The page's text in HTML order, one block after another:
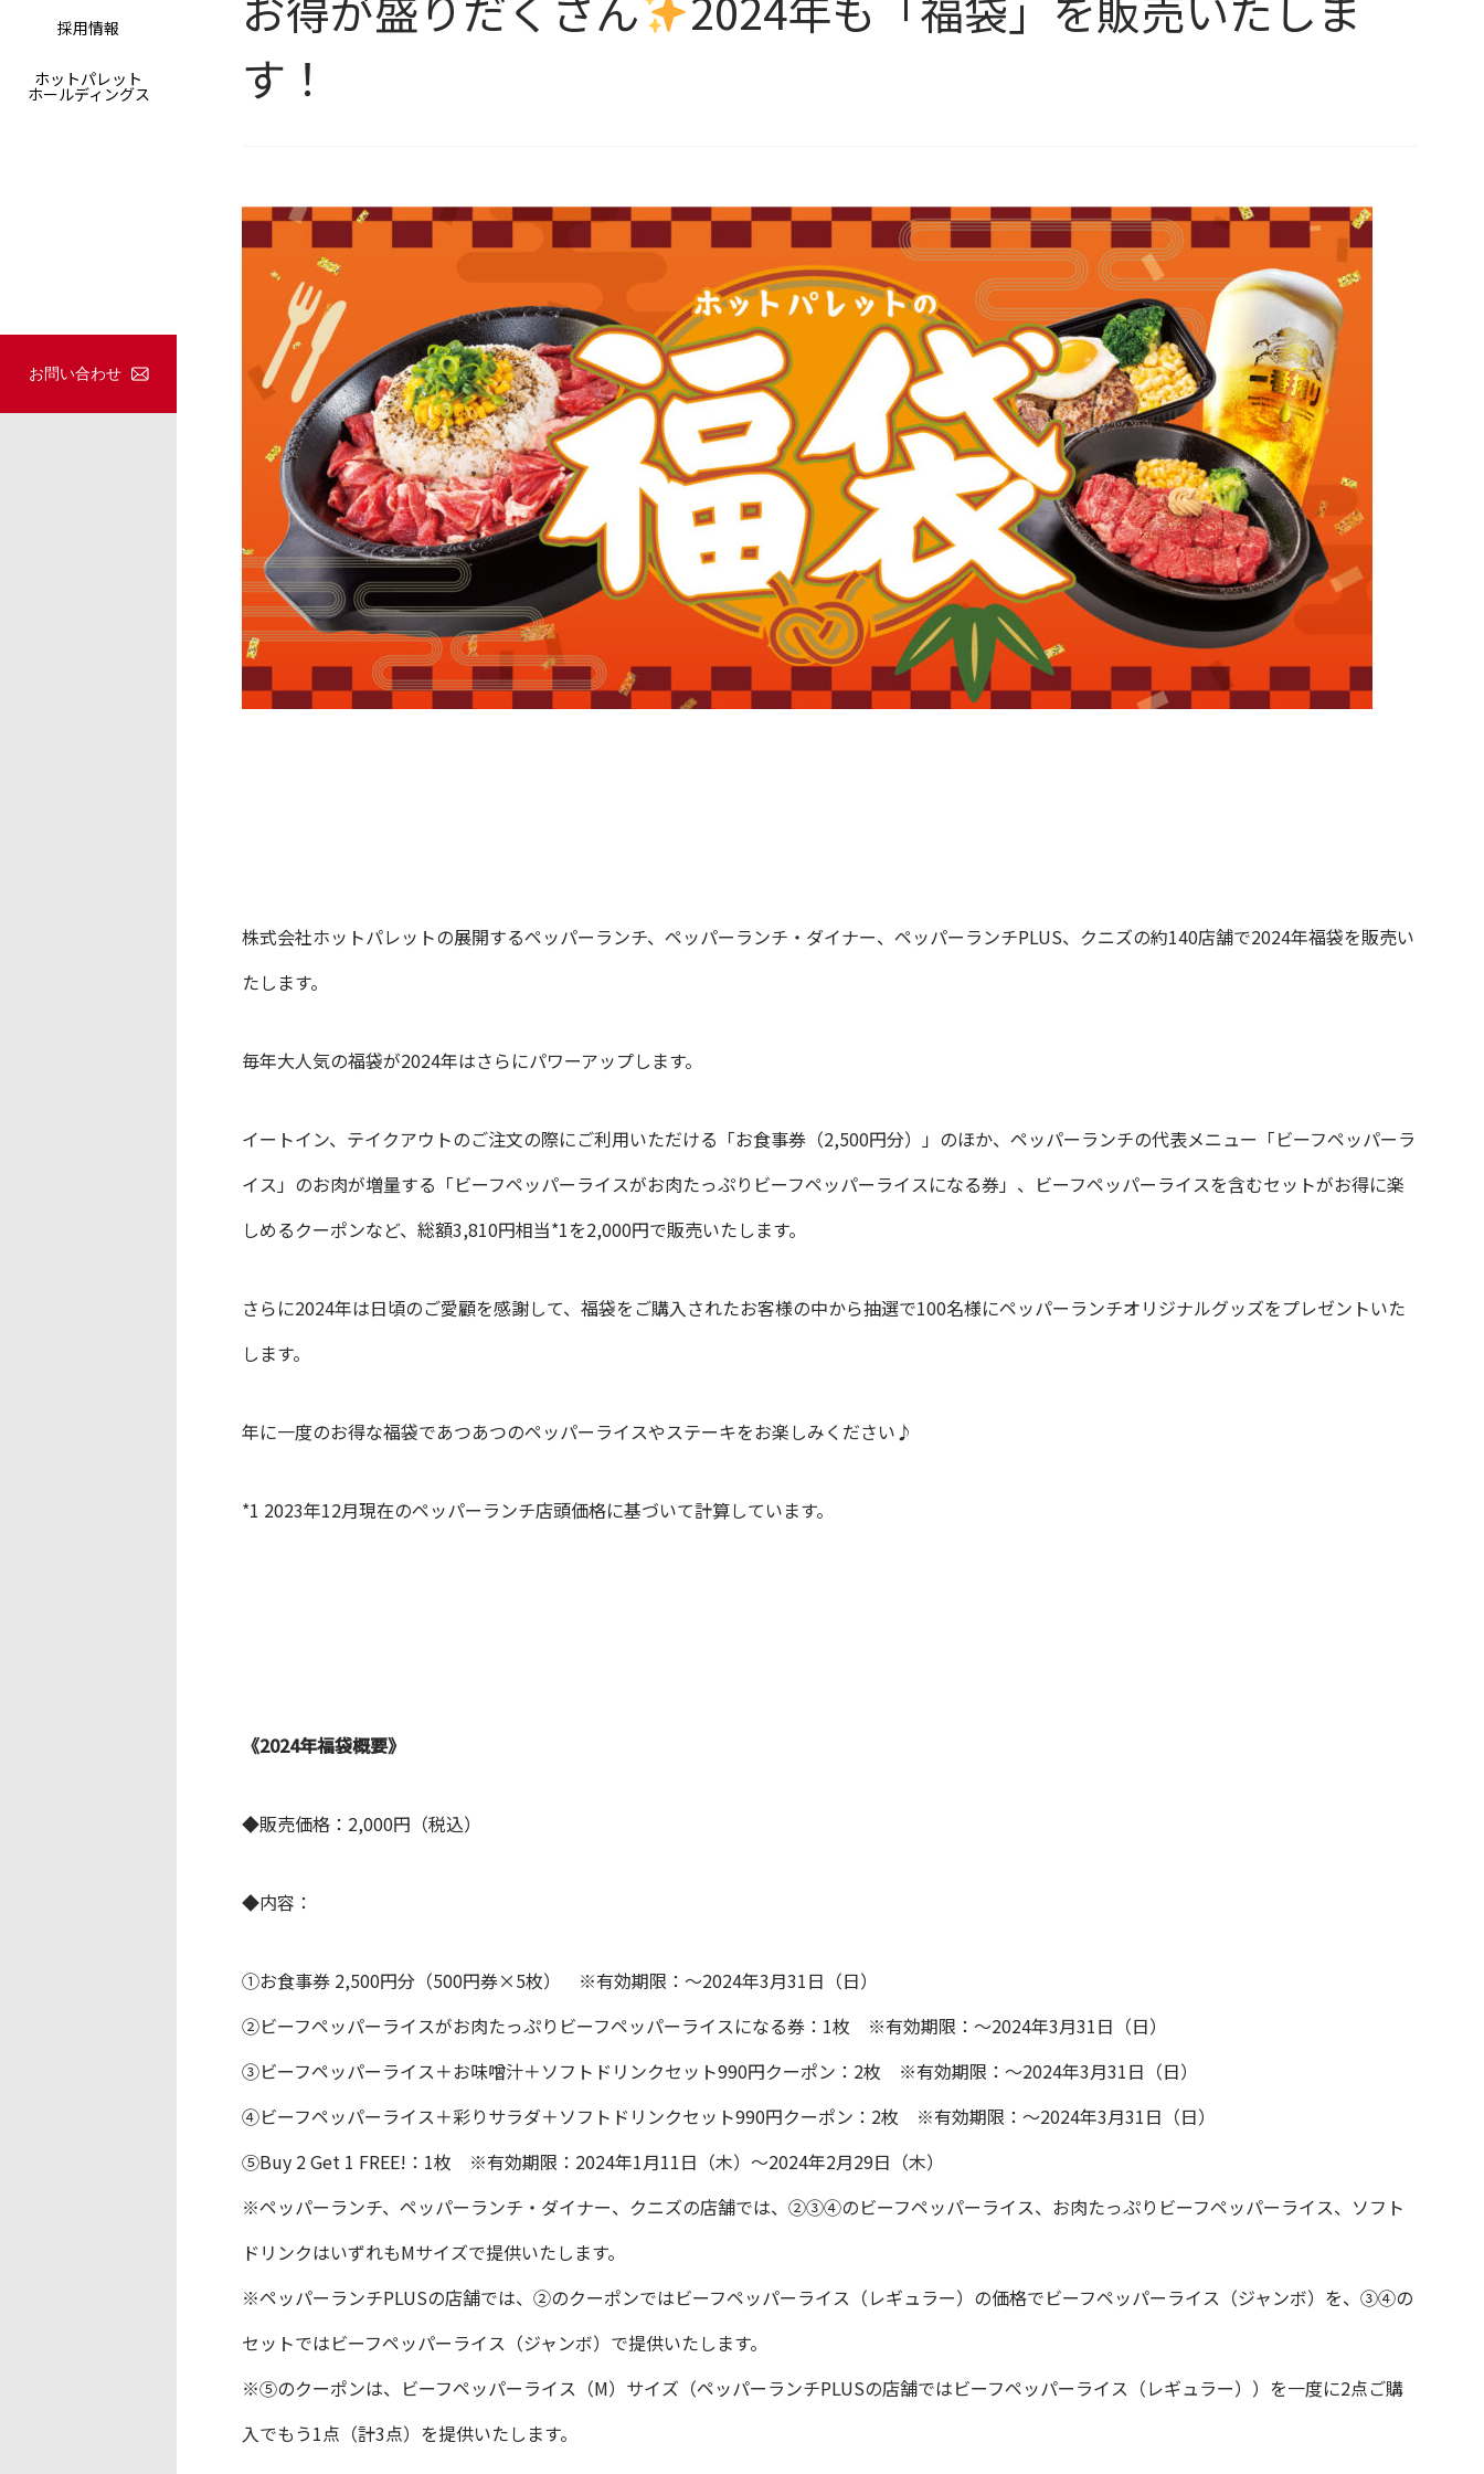
採用情報
ホットパレット
ホールディングス
お問い合わせ
す！
株式会社ホットパレットの展開するペッパーランチ、ペッパーランチ・ダイナー、ペッパーランチPLUS、クニズの約140店舗で2024年福袋を販売い
たします。
毎年大人気の福袋が2024年はさらにパワーアップします。
イートイン、テイクアウトのご注文の際にご利用いただける「お食事券（2,500円分）」のほか、ペッパーランチの代表メニュー「ビーフペッパーラ
イス」のお肉が増量する「ビーフペッパーライスがお肉たっぷりビーフペッパーライスになる券」、ビーフペッパーライスを含むセットがお得に楽
しめるクーポンなど、総額3,810円相当*1を2,000円で販売いたします。
さらに2024年は日頃のご愛顧を感謝して、福袋をご購入されたお客様の中から抽選で100名様にペッパーランチオリジナルグッズをプレゼントいた
します。
年に一度のお得な福袋であつあつのペッパーライスやステーキをお楽しみください♪
*1 2023年12月現在のペッパーランチ店頭価格に基づいて計算しています。
《2024年福袋概要》
◆販売価格：2,000円（税込）
◆内容：
①お食事券 2,500円分（500円券×5枚） ※有効期限：～2024年3月31日（日）
②ビーフペッパーライスがお肉たっぷりビーフペッパーライスになる券：1枚 ※有効期限：～2024年3月31日（日）
③ビーフペッパーライス＋お味噌汁＋ソフトドリンクセット990円クーポン：2枚 ※有効期限：～2024年3月31日（日）
④ビーフペッパーライス＋彩りサラダ＋ソフトドリンクセット990円クーポン：2枚 ※有効期限：～2024年3月31日（日）
⑤Buy 2 Get 1 FREE!：1枚 ※有効期限：2024年1月11日（木）～2024年2月29日（木）
※ペッパーランチ、ペッパーランチ・ダイナー、クニズの店舗では、②③④のビーフペッパーライス、お肉たっぷりビーフペッパーライス、ソフト
ドリンクはいずれもMサイズで提供いたします。
※ペッパーランチPLUSの店舗では、②のクーポンではビーフペッパーライス（レギュラー）の価格でビーフペッパーライス（ジャンボ）を、③④の
セットではビーフペッパーライス（ジャンボ）で提供いたします。
※⑤のクーポンは、ビーフペッパーライス（M）サイズ（ペッパーランチPLUSの店舗ではビーフペッパーライス（レギュラー））を一度に2点ご購
入でもう1点（計3点）を提供いたします。